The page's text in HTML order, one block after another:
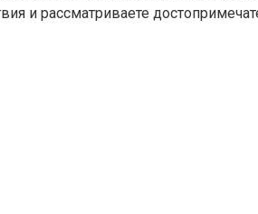
и рассматриваете